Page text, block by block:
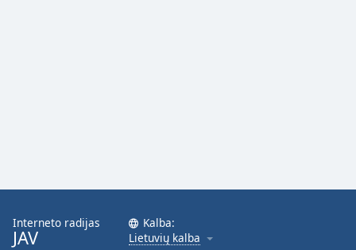
Interneto radijas
JAV
Kalba:
Lietuvių kalba